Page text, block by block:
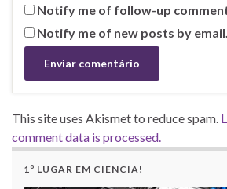
Notify me of follow-up
Notify me of new posts by email.
This site uses Akismet to reduce spam.
comment data is processed.
1º LUGAR EM CIÊNCIA!